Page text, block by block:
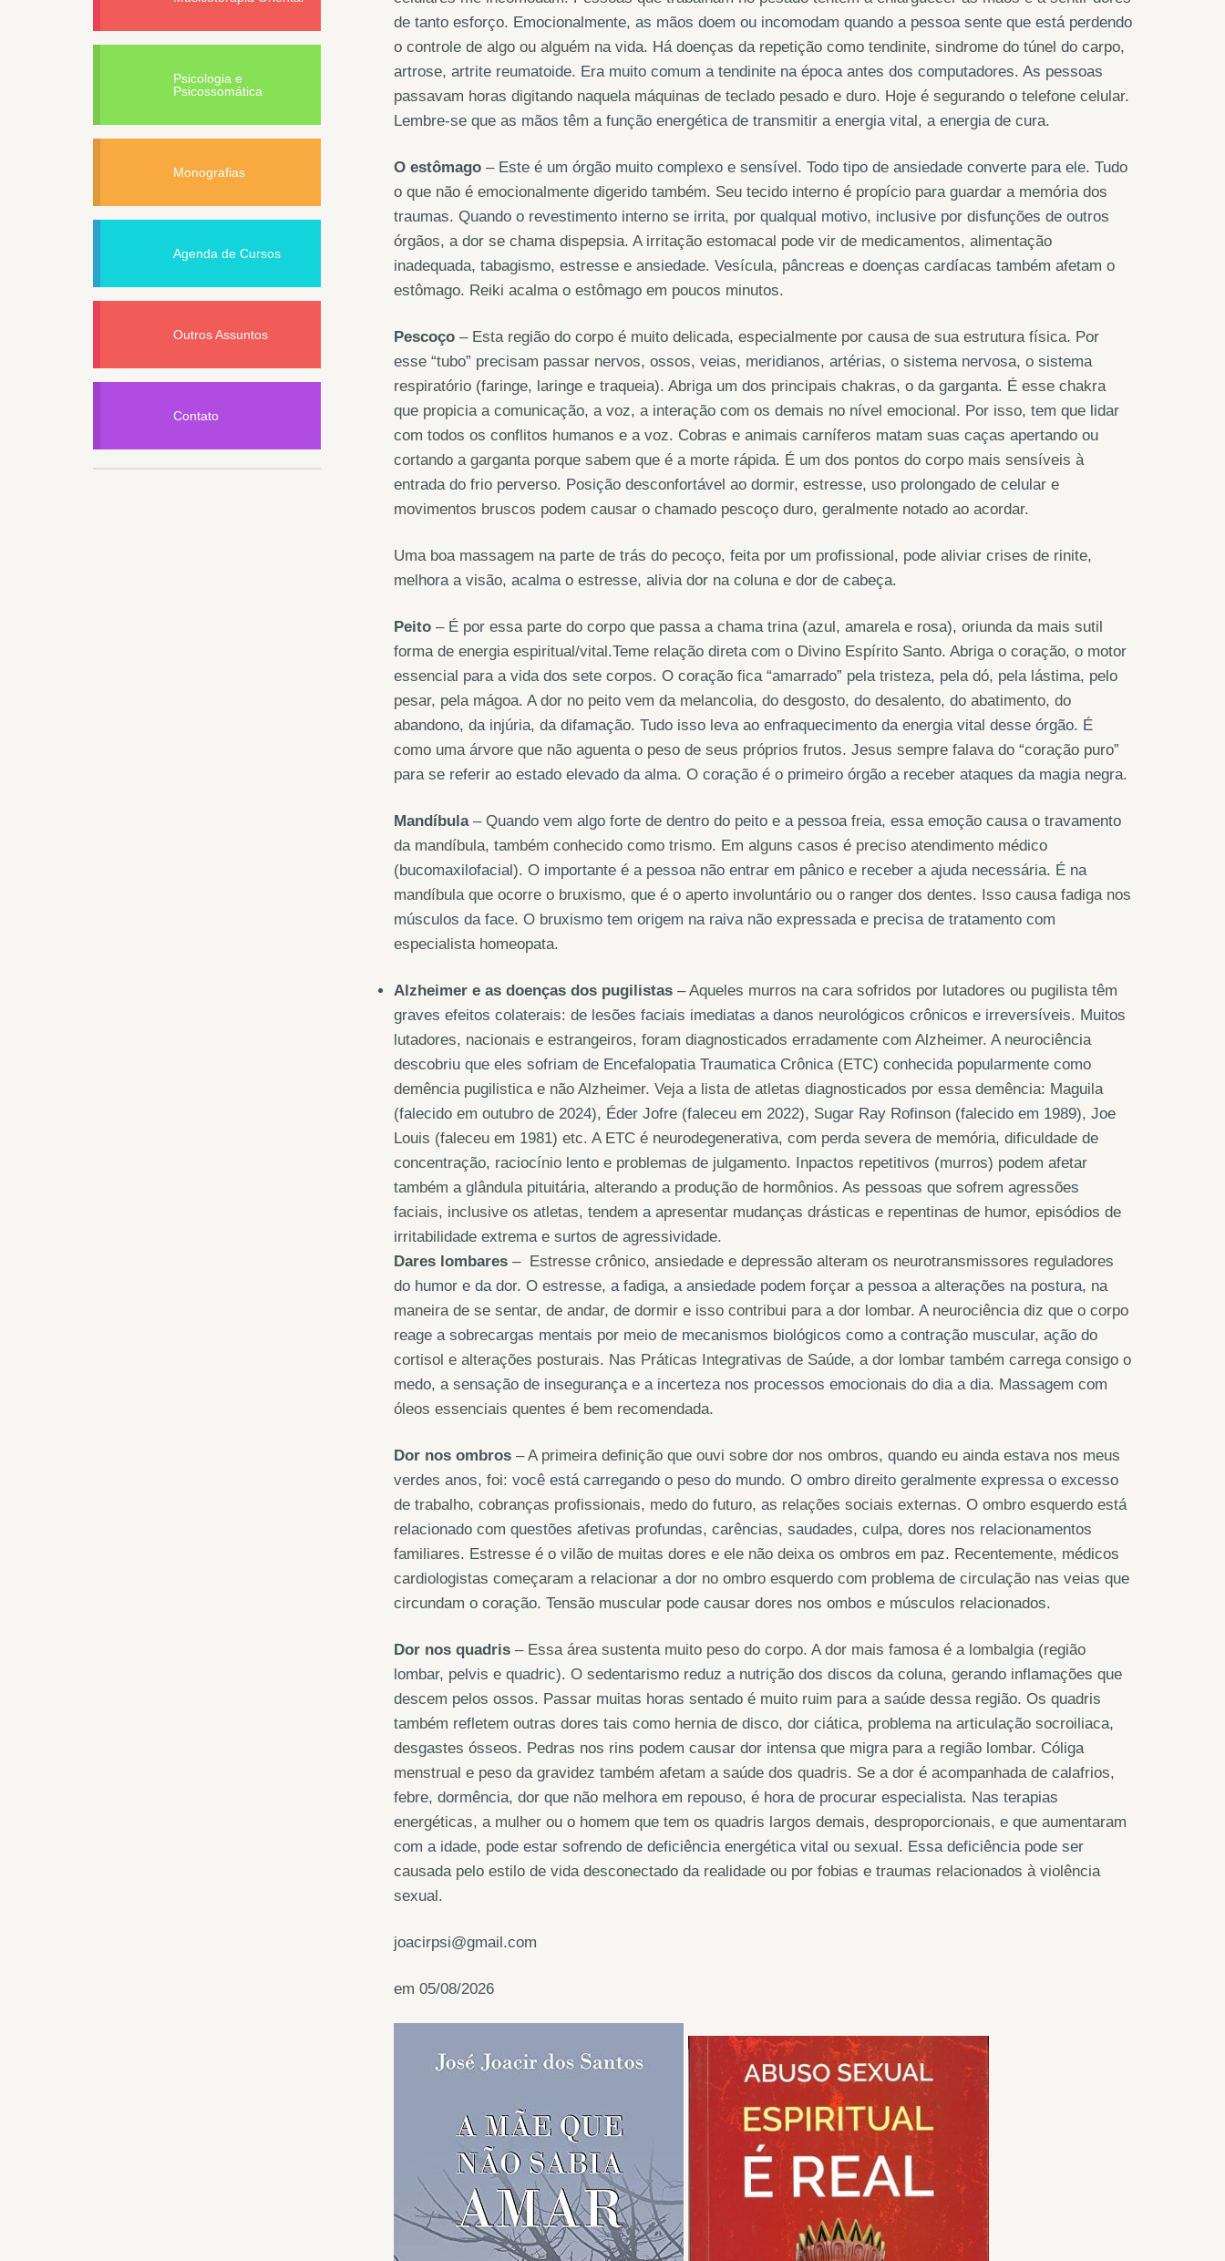
de tanto esforço. Emocionalmente, as mãos doem ou incomodam quando a pessoa sente que está perdendo
o controle de algo ou alguém na vida. Há doenças da repetição como tendinite, sindrome do túnel do carpo,
artrose, artrite reumatoide. Era muito comum a tendinite na época antes dos computadores. As pessoas
passavam horas digitando naquela máquinas de teclado pesado e duro. Hoje é segurando o telefone celular.
Lembre-se que as mãos têm a função energética de transmitir a energia vital, a energia de cura.
O estômago – Este é um órgão muito complexo e sensível. Todo tipo de ansiedade converte para ele. Tudo
o que não é emocionalmente digerido também. Seu tecido interno é propício para guardar a memória dos
traumas. Quando o revestimento interno se irrita, por qualqual motivo, inclusive por disfunções de outros
órgãos, a dor se chama dispepsia. A irritação estomacal pode vir de medicamentos, alimentação
inadequada, tabagismo, estresse e ansiedade. Vesícula, pâncreas e doenças cardíacas também afetam o
estômago. Reiki acalma o estômago em poucos minutos.
Pescoço – Esta região do corpo é muito delicada, especialmente por causa de sua estrutura física. Por
esse “tubo” precisam passar nervos, ossos, veias, meridianos, artérias, o sistema nervosa, o sistema
respiratório (faringe, laringe e traqueia). Abriga um dos principais chakras, o da garganta. É esse chakra
que propicia a comunicação, a voz, a interação com os demais no nível emocional. Por isso, tem que lidar
com todos os conflitos humanos e a voz. Cobras e animais carníferos matam suas caças apertando ou
cortando a garganta porque sabem que é a morte rápida. É um dos pontos do corpo mais sensíveis à
entrada do frio perverso. Posição desconfortável ao dormir, estresse, uso prolongado de celular e
movimentos bruscos podem causar o chamado pescoço duro, geralmente notado ao acordar.
Uma boa massagem na parte de trás do pecoço, feita por um profissional, pode aliviar crises de rinite,
melhora a visão, acalma o estresse, alivia dor na coluna e dor de cabeça.
Peito – É por essa parte do corpo que passa a chama trina (azul, amarela e rosa), oriunda da mais sutil
forma de energia espiritual/vital.Teme relação direta com o Divino Espírito Santo. Abriga o coração, o motor
essencial para a vida dos sete corpos. O coração fica “amarrado” pela tristeza, pela dó, pela lástima, pelo
pesar, pela mágoa. A dor no peito vem da melancolia, do desgosto, do desalento, do abatimento, do
abandono, da injúria, da difamação. Tudo isso leva ao enfraquecimento da energia vital desse órgão. É
como uma árvore que não aguenta o peso de seus próprios frutos. Jesus sempre falava do “coração puro”
para se referir ao estado elevado da alma. O coração é o primeiro órgão a receber ataques da magia negra.
Mandíbula– Quando vem algo forte de dentro do peito e a pessoa freia, essa emoção causa o travamento
da mandíbula, também conhecido como trismo. Em alguns casos é preciso atendimento médico
(bucomaxilofacial). O importante é a pessoa não entrar em pânico e receber a ajuda necessária. É na
mandíbula que ocorre o bruxismo, que é o aperto involuntário ou o ranger dos dentes. Isso causa fadiga nos
músculos da face. O bruxismo tem origem na raiva não expressada e precisa de tratamento com
especialista homeopata.
Alzheimer e as doenças dos pugilistas – Aqueles murros na cara sofridos por lutadores ou pugilista têm
graves efeitos colaterais: de lesões faciais imediatas a danos neurológicos crônicos e irreversíveis. Muitos
lutadores, nacionais e estrangeiros, foram diagnosticados erradamente com Alzheimer. A neurociência
descobriu que eles sofriam de Encefalopatia Traumatica Crônica (ETC) conhecida popularmente como
demência pugilistica e não Alzheimer. Veja a lista de atletas diagnosticados por essa demência: Maguila
(falecido em outubro de 2024), Éder Jofre (faleceu em 2022), Sugar Ray Rofinson (falecido em 1989), Joe
Louis (faleceu em 1981) etc. A ETC é neurodegenerativa, com perda severa de memória, dificuldade de
concentração, raciocínio lento e problemas de julgamento. Inpactos repetitivos (murros) podem afetar
também a glândula pituitária, alterando a produção de hormônios. As pessoas que sofrem agressões
faciais, inclusive os atletas, tendem a apresentar mudanças drásticas e repentinas de humor, episódios de
irritabilidade extrema e surtos de agressividade.
Dares lombares – Estresse crônico, ansiedade e depressão alteram os neurotransmissores reguladores
do humor e da dor. O estresse, a fadiga, a ansiedade podem forçar a pessoa a alterações na postura, na
maneira de se sentar, de andar, de dormir e isso contribui para a dor lombar. A neurociência diz que o corpo
reage a sobrecargas mentais por meio de mecanismos biológicos como a contração muscular, ação do
cortisol e alterações posturais. Nas Práticas Integrativas de Saúde, a dor lombar também carrega consigo o
medo, a sensação de insegurança e a incerteza nos processos emocionais do dia a dia. Massagem com
óleos essenciais quentes é bem recomendada.
Dor nos ombros – A primeira definição que ouvi sobre dor nos ombros, quando eu ainda estava nos meus
verdes anos, foi: você está carregando o peso do mundo. O ombro direito geralmente expressa o excesso
de trabalho, cobranças profissionais, medo do futuro, as relações sociais externas. O ombro esquerdo está
relacionado com questões afetivas profundas, carências, saudades, culpa, dores nos relacionamentos
familiares. Estresse é o vilão de muitas dores e ele não deixa os ombros em paz. Recentemente, médicos
cardiologistas começaram a relacionar a dor no ombro esquerdo com problema de circulação nas veias que
circundam o coração. Tensão muscular pode causar dores nos ombos e músculos relacionados.
Dor nos quadris – Essa área sustenta muito peso do corpo. A dor mais famosa é a lombalgia (região
lombar, pelvis e quadric). O sedentarismo reduz a nutrição dos discos da coluna, gerando inflamações que
descem pelos ossos. Passar muitas horas sentado é muito ruim para a saúde dessa região. Os quadris
também refletem outras dores tais como hernia de disco, dor ciática, problema na articulação socroiliaca,
desgastes ósseos. Pedras nos rins podem causar dor intensa que migra para a região lombar. Cóliga
menstrual e peso da gravidez também afetam a saúde dos quadris. Se a dor é acompanhada de calafrios,
febre, dormência, dor que não melhora em repouso, é hora de procurar especialista. Nas terapias
energéticas, a mulher ou o homem que tem os quadris largos demais, desproporcionais, e que aumentaram
com a idade, pode estar sofrendo de deficiência energética vital ou sexual. Essa deficiência pode ser
causada pelo estilo de vida desconectado da realidade ou por fobias e traumas relacionados à violência
sexual.
joacirpsi@gmail.com
em 05/08/2026
Psicologia e
Psicossomática
Monografias
Agenda de Cursos
Outros Assuntos
Contato